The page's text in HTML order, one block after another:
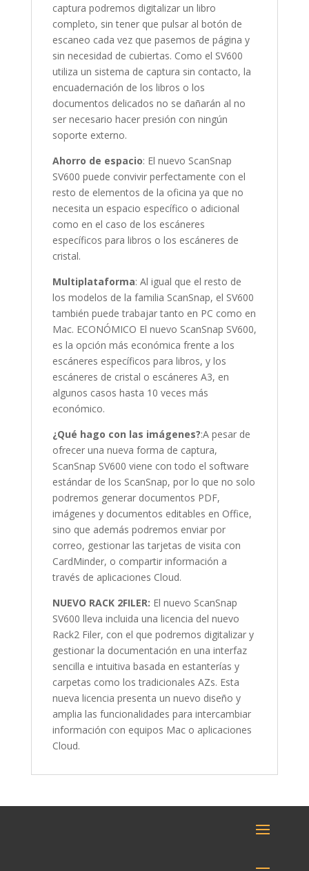
captura podremos digitalizar un libro
completo, sin tener que pulsar al botón de
escaneo cada vez que pasemos de página y
sin necesidad de cubiertas. Como el SV600
utiliza un sistema de captura sin contacto, la
encuadernación de los libros o los
documentos delicados no se dañarán al no
ser necesario hacer presión con ningún
soporte externo.
Ahorro de espacio: El nuevo ScanSnap
SV600 puede convivir perfectamente con el
resto de elementos de la oficina ya que no
necesita un espacio específico o adicional
como en el caso de los escáneres
específicos para libros o los escáneres de
cristal.
Multiplataforma: Al igual que el resto de
los modelos de la familia ScanSnap, el SV600
también puede trabajar tanto en PC como en
Mac. ECONÓMICO El nuevo ScanSnap SV600,
es la opción más económica frente a los
escáneres específicos para libros, y los
escáneres de cristal o escáneres A3, en
algunos casos hasta 10 veces más
económico.
¿Qué hago con las imágenes?:A pesar de
ofrecer una nueva forma de captura,
ScanSnap SV600 viene con todo el software
estándar de los ScanSnap, por lo que no solo
podremos generar documentos PDF,
imágenes y documentos editables en Office,
sino que además podremos enviar por
correo, gestionar las tarjetas de visita con
CardMinder, o compartir información a
través de aplicaciones Cloud.
NUEVO RACK 2FILER: El nuevo ScanSnap
SV600 lleva incluida una licencia del nuevo
Rack2 Filer, con el que podremos digitalizar y
gestionar la documentación en una interfaz
sencilla e intuitiva basada en estanterías y
carpetas como los tradicionales AZs. Esta
nueva licencia presenta un nuevo diseño y
amplia las funcionalidades para intercambiar
información con equipos Mac o aplicaciones
Cloud.